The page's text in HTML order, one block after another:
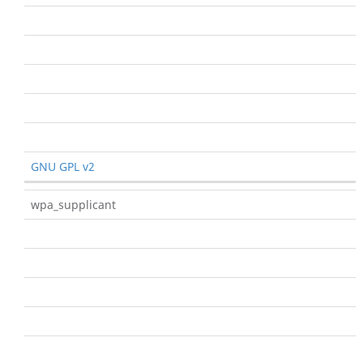
GNU GPL v2
wpa_supplicant